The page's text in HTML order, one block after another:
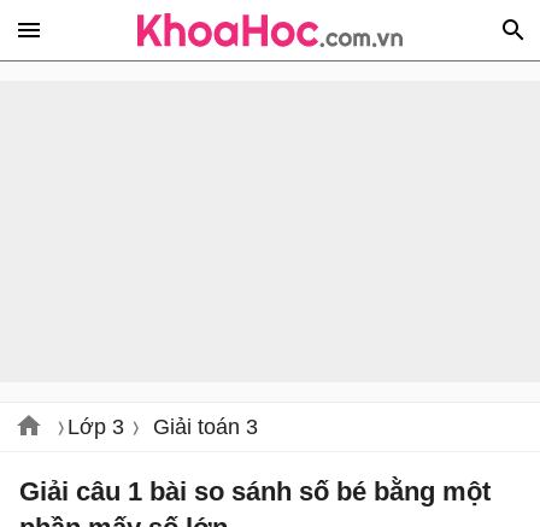
Lớp 3 Giải toán 3
Giải câu 1 bài so sánh số bé bằng một